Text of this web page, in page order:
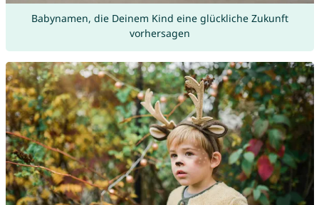
Babynamen, die Deinem Kind eine glückliche Zukunft
vorhersagen